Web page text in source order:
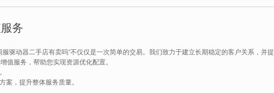
务
驱动器二手店有卖吗”不仅仅是一次简单的交易。我们致力于建立长期稳定的客户关系，并提
值服务，帮助您实现资源优化配置。
案，提升整体服务质量。